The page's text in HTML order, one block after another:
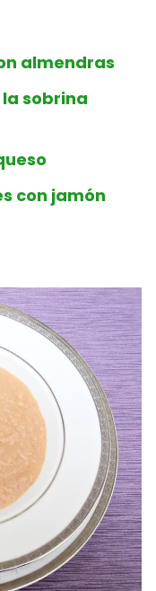
almendras
sobrina
con jamón